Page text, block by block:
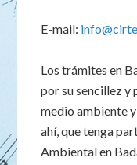
E-mail:
Los trámites en
por su sencillez y
medio ambiente
ahí, que tenga
Ambiental en